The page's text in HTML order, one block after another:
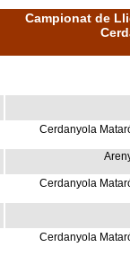
Campionat de
Cerdanyola
Cerdanyola
Cerdanyola